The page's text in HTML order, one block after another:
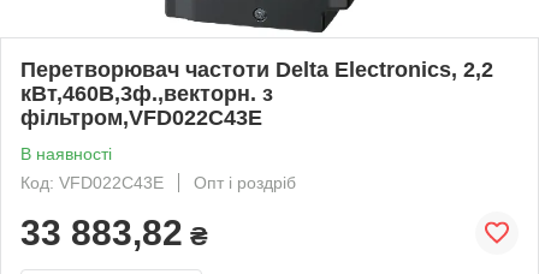
Перетворювач частоти Delta Electronics, 2,2
кВт,460В,3ф.,векторн. з
фільтром,VFD022C43E
В наявності
Код: VFD022C43E
Опт і роздріб
33 883,82 ₴